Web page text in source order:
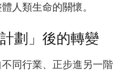
人類生命的關懷。
劃」後的轉變
同行業、正步進另一階